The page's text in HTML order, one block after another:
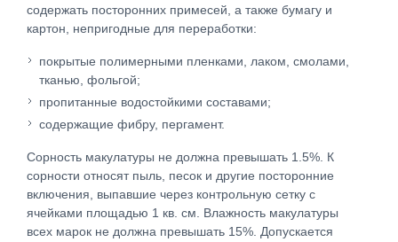
содержать посторонних примесей, а также бумагу и
картон, непригодные для переработки:
покрытые полимерными пленками, лаком, смолами,
тканью, фольгой;
пропитанные водостойкими составами;
содержащие фибру, пергамент.
Сорность макулатуры не должна превышать 1.5%. К
сорности относят пыль, песок и другие посторонние
включения, выпавшие через контрольную сетку с
ячейками площадью 1 кв. см. Влажность макулатуры
всех марок не должна превышать 15%. Допускается